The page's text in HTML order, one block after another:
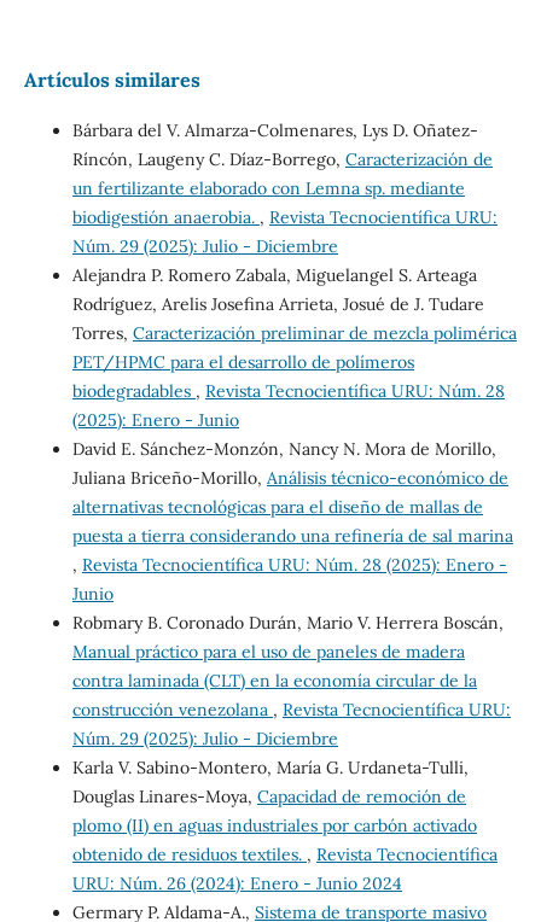
Artículos similares
Bárbara del V. Almarza-Colmenares, Lys D. Oñatez-
Ríncón, Laugeny C. Díaz-Borrego, Caracterización de
un fertilizante elaborado con Lemna sp. mediante
biodigestión anaerobia. , Revista Tecnocientífica URU:
Núm. 29 (2025): Julio - Diciembre
Alejandra P. Romero Zabala, Miguelangel S. Arteaga
Rodríguez, Arelis Josefina Arrieta, Josué de J. Tudare
Torres, Caracterización preliminar de mezcla polimérica
PET/HPMC para el desarrollo de polímeros
biodegradables , Revista Tecnocientífica URU: Núm. 28
(2025): Enero - Junio
David E. Sánchez-Monzón, Nancy N. Mora de Morillo,
Juliana Briceño-Morillo, Análisis técnico-económico de
alternativas tecnológicas para el diseño de mallas de
puesta a tierra considerando una refinería de sal marina
, Revista Tecnocientífica URU: Núm. 28 (2025): Enero -
Junio
Robmary B. Coronado Durán, Mario V. Herrera Boscán,
Manual práctico para el uso de paneles de madera
contra laminada (CLT) en la economía circular de la
construcción venezolana , Revista Tecnocientífica URU:
Núm. 29 (2025): Julio - Diciembre
Karla V. Sabino-Montero, María G. Urdaneta-Tulli,
Douglas Linares-Moya, Capacidad de remoción de
plomo (II) en aguas industriales por carbón activado
obtenido de residuos textiles. , Revista Tecnocientífica
URU: Núm. 26 (2024): Enero - Junio 2024
Germary P. Aldama-A., Sistema de transporte masivo